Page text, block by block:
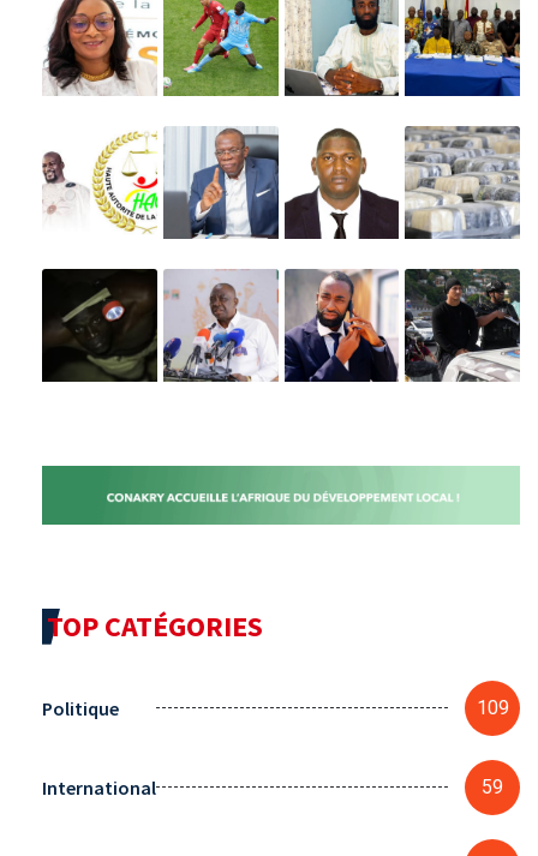
TOP CATÉGORIES
Politique 109
International 59